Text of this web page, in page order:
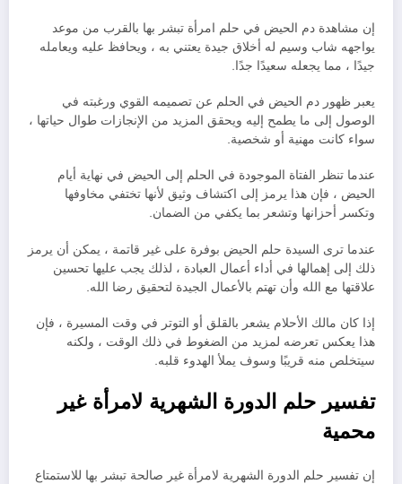
إن مشاهدة دم الحيض في حلم امرأة تبشر بها بالقرب من موعد
يواجهه شاب وسيم له أخلاق جيدة يعتني به ، ويحافظ عليه ويعامله
جيدًا ، مما يجعله سعيدًا جدًا.
يعبر ظهور دم الحيض في الحلم عن تصميمه القوي ورغبته في
الوصول إلى ما يطمح إليه ويحقق المزيد من الإنجازات طوال حياتها ،
سواء كانت مهنية أو شخصية.
عندما تنظر الفتاة الموجودة في الحلم إلى الحيض في نهاية أيام
الحيض ، فإن هذا يرمز إلى اكتشاف وثيق لأنها تختفي مخاوفها
وتكسر أحزانها وتشعر بما يكفي من الضمان.
عندما ترى السيدة حلم الحيض بوفرة على غير قاتمة ، يمكن أن يرمز
ذلك إلى إهمالها في أداء أعمال العبادة ، لذلك يجب عليها تحسين
علاقتها مع الله وأن تهتم بالأعمال الجيدة لتحقيق رضا الله.
إذا كان مالك الأحلام يشعر بالقلق أو التوتر في وقت المسيرة ، فإن
هذا يعكس تعرضه لمزيد من الضغوط في ذلك الوقت ، ولكنه
سيتخلص منه قريبًا وسوف يملأ الهدوء قلبه.
تفسير حلم الدورة الشهرية لامرأة غير
محمية
إن تفسير حلم الدورة الشهرية لامرأة غير صالحة تبشر بها للاستمتاع